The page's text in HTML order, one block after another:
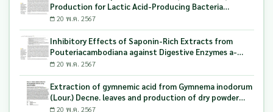
Production for Lactic Acid-Producing Bacteria
Utilizing Milling and Whitening Stages Rice Bran as
Biopolymer Substrates
20 พ.ค. 2567
Inhibitory Effects of Saponin-Rich Extracts from
Pouteriacambodiana against Digestive Enzymes a-
Glucosidase and Pancreatic Lipase
20 พ.ค. 2567
Extraction of gymnemic acid from Gymnema inodorum
(Lour.) Decne. leaves and production of dry powder
extract using maltodextrin
20 พ.ค. 2567